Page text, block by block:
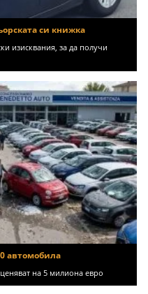
си книжка
изисквания, за да получи
автомобила
на 5 милиона евро